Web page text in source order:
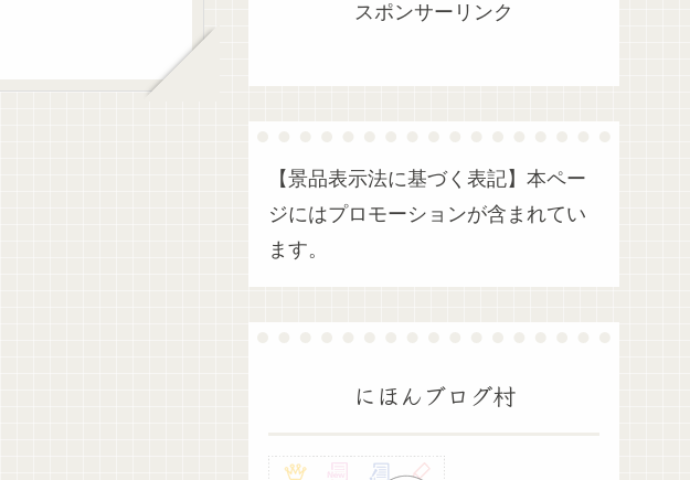
スポンサーリンク
【景品表示法に基づく表記】本ペー
ジにはプロモーションが含まれてい
ます。
にほんブログ村